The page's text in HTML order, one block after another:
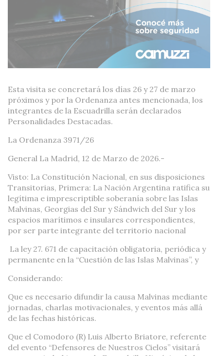
Esta visita se concretará los días 26 y 27 de marzo
próximos y por la Ordenanza antes mencionada, los
integrantes de la Escuadrilla serán declarados
Personalidades Destacadas.
La Ordenanza 3971/26
General La Madrid, 12 de Marzo de 2026.-
Visto: La Constitución Nacional, en sus disposiciones
Transitorias, Primera: La Nación Argentina ratifica su
legítima e imprescriptible soberanía sobre las Islas
Malvinas, Georgias del Sur y Sándwich del Sur y los
espacios marítimos e insulares correspondientes,
por ser parte integrante del territorio nacional
La ley 27. 671 de capacitación obligatoria, periódica y
permanente en la “Cuestión de las Islas Malvinas”, y
Considerando:
Que es necesario difundir la causa Malvinas mediante
jornadas, charlas motivacionales, y eventos más allá
de las fechas históricas.
Que el Comodoro (R) Luis Alberto Briatore, referente
del evento “Defensores de Nuestros Cielos” visitará